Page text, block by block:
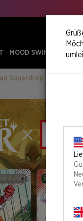
MOOD SWINGS
Superdrop